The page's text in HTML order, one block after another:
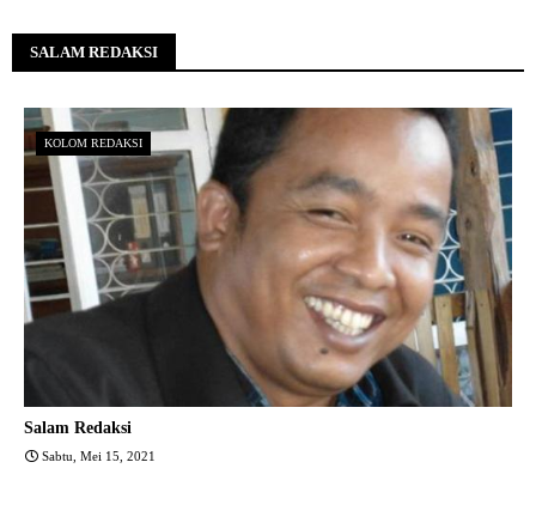
SALAM REDAKSI
KOLOM REDAKSI
Salam Redaksi
Sabtu, Mei 15, 2021